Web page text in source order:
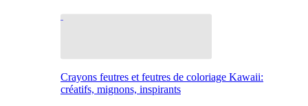
Crayons feutres et feutres de coloriage Kawaii:
créatifs, mignons, inspirants